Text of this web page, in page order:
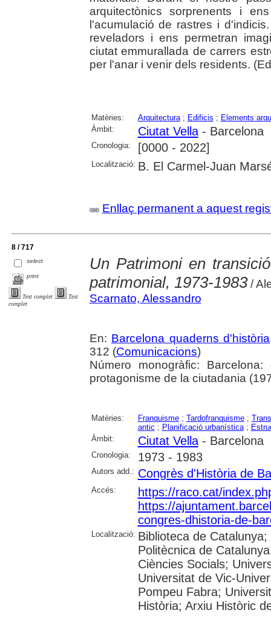
arquitectònics sorprenents i
l'acumulació de rastres i
reveladors i ens permetran
ciutat emmurallada de carrers
per l'anar i venir dels residents.
Matèries: Arquitectura; Edificis ; Elements
Àmbit:
Ciutat Vella- Barcelona
Cronologia: [0000 - 2022]
Localització: B. El Carmel-Juan
Enllaç permanent a aquest
8 / 717
select
print
Text complet
Text
complet
Un Patrimoni en
patrimonial, 1973-1983/
Scarnato, Alessandro
En: Barcelona quaderns d'història
312 (Comunicacions)
Número monogràfic:
protagonisme de la ciutadania
Matèries: Franquisme; Tardofranquisme;
antic ; Planificació urbanística;
Àmbit:
Ciutat Vella- Barcelona
Cronologia: 1973 - 1983
Autors add.: Congrès d'Història de
Accés:
https://raco.cat/
https://
congres-dhistoria-de-
Localització: Biblioteca de
Politècnica de
Ciències Socials;
Universitat de Vic-
Pompeu Fabra;
Història; Arxiu Històric